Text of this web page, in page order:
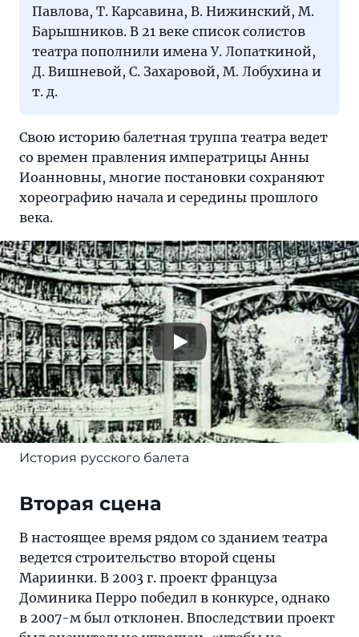
Павлова, Т. Карсавина, В. Нижинский, М.
Барышников. В 21 веке список солистов
театра пополнили имена У. Лопаткиной,
Д. Вишневой, С. Захаровой, М. Лобухина и
т. д.
Свою историю балетная труппа театра ведет
со времен правления императрицы Анны
Иоанновны, многие постановки сохраняют
хореографию начала и середины прошлого
века.
История русского балета
Вторая сцена
В настоящее время рядом со зданием театра
ведется строительство второй сцены
Мариинки. В 2003 г. проект француза
Доминика Перро победил в конкурсе, однако
в 2007-м был отклонен. Впоследствии проект